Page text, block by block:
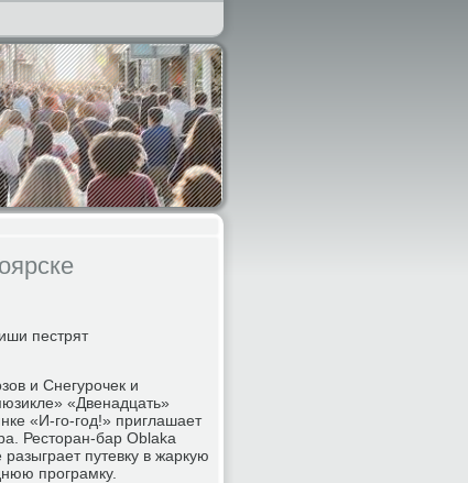
пестрят
и Снегурочек и
«Двенадцать»
«И-го-год!» приглашает
Ресторан-бар Oblaka
путевку в жаркую
програмку.